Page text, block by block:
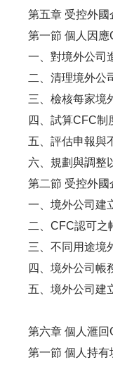
第五章 受控外
第一節 個人因
一、對境外公司
二、清理境外
三、檢核每家境
四、試算CFC
五、評估申報與
六、規劃與調
第二節 受控外
一、境外公司建
二、CFC認可
三、不同用途境
四、境外公司
五、境外公司
第六章 個人滙
第一節 個人持